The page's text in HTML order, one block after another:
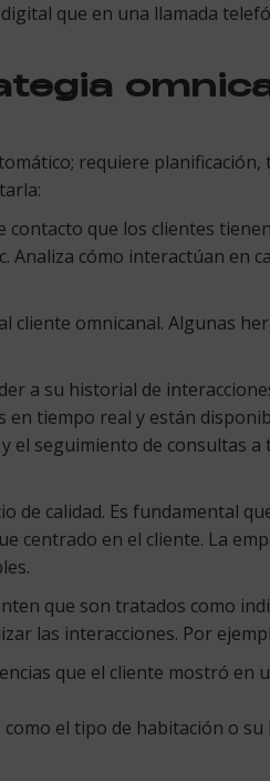
que en una llamada
requiere planificación,
contacto que los clientes
cómo interactúan en
cliente omnicanal. Algunas
a su historial de
tiempo real y están
el seguimiento de consultas a
de calidad. Es fundamental
centrado en el cliente. La
que son tratados como
las interacciones. Por
que el cliente mostró en
el tipo de habitación o